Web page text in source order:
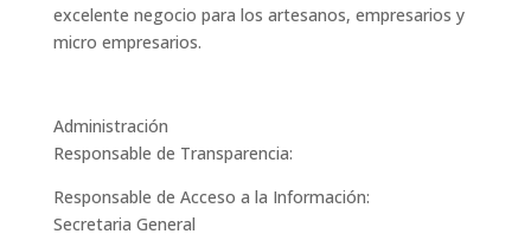
excelente negocio para los artesanos, empresarios y
micro empresarios.
Administración
Responsable de Transparencia:
Responsable de Acceso a la Información:
Secretaria General